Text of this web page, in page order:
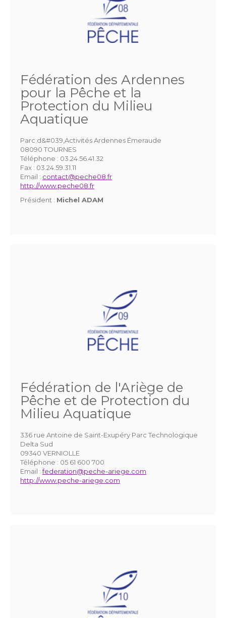
Fédération des Ardennes
pour la Pêche et la
Protection du Milieu
Aquatique
Parc d&#039,Activités Ardennes Émeraude
08090 TOURNES
Téléphone : 03.24.56.41.32
Fax : 03.24.59.31.11
Email : contact@peche08.fr
http://www.peche08.fr
Président : Michel ADAM
Fédération de l'Ariège de
Pêche et de Protection du
Milieu Aquatique
336 rue Antoine de Saint-Exupéry Parc Technologique
Delta Sud
09340 VERNIOLLE
Téléphone : 05 61 600 700
Email :federation@peche-ariege.com
http://www.peche-ariege.com